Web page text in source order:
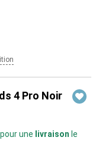
4 Pro Noir
une livraison le